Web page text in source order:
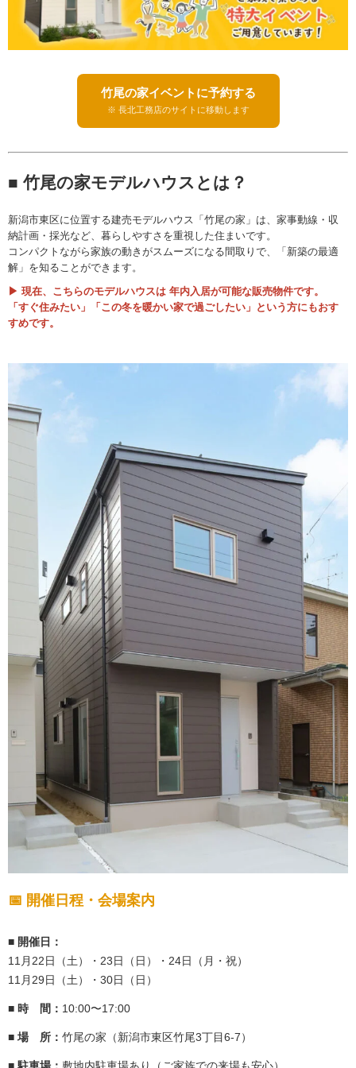
竹尾の家イベントに予約する
※ 長北工務店のサイトに移動します
■ 竹尾の家モデルハウスとは？
新潟市東区に位置する建売モデルハウス「竹尾の家」は、家事動線・収
納計画・採光など、暮らしやすさを重視した住まいです。
コンパクトながら家族の動きがスムーズになる間取りで、「新築の最適
解」を知ることができます。
▶ 現在、こちらのモデルハウスは 年内入居が可能な販売物件です。
「すぐ住みたい」「この冬を暖かい家で過ごしたい」という方にもおす
すめです。
📅 開催日程・会場案内
■ 開催日：
11月22日（土）・23日（日）・24日（月・祝）
11月29日（土）・30日（日）
■ 時 間： 10:00〜17:00
■ 場 所： 竹尾の家（新潟市東区竹尾3丁目6-7）